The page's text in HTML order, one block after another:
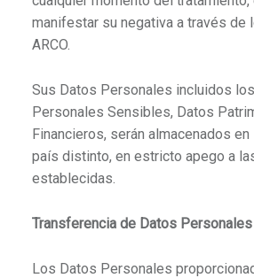
manifestar su negativa a través de
ARCO.
Sus Datos Personales incluidos
Personales Sensibles, Datos
Financieros, serán almacenados
país distinto, en estricto apego a
establecidas.
Transferencia de Datos
Los Datos Personales